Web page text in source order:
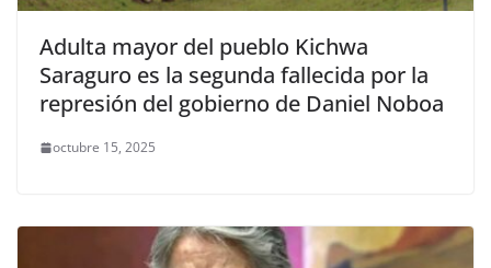
Adulta mayor del pueblo Kichwa
Saraguro es la segunda fallecida por la
represión del gobierno de Daniel Noboa
octubre 15, 2025